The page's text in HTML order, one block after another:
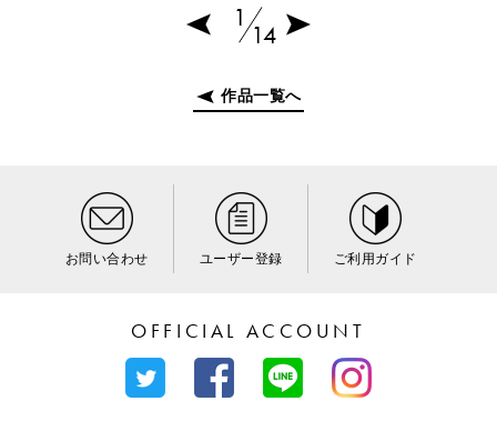
1
14
作品一覧へ
お問い合わせ ユーザー登録 ご利用ガイド
OFFICIAL ACCOUNT